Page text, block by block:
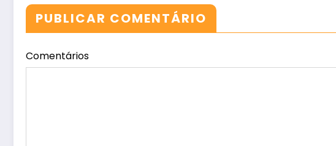
PUBLICAR COMENTÁRIO
Comentários